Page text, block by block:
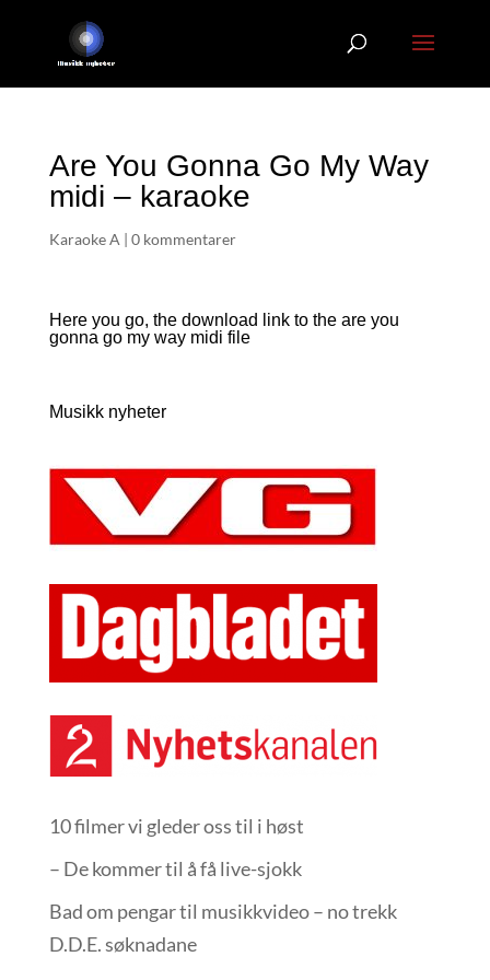
Are You Gonna Go My Way
midi – karaoke
Karaoke A | 0 kommentarer
Here you go, the download link to the are you
gonna go my way midi file
Musikk nyheter
10 filmer vi gleder oss til i høst
– De kommer til å få live-sjokk
Bad om pengar til musikkvideo – no trekk
D.D.E. søknadane